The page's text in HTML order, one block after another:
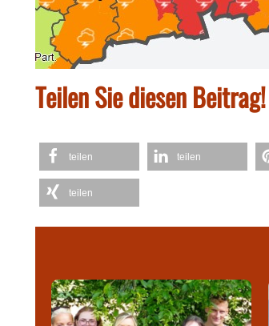
Teilen Sie diesen Beitrag!
teilen teilen
teilen